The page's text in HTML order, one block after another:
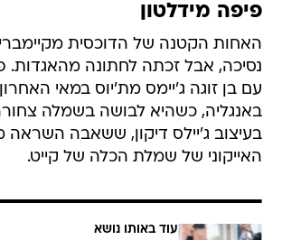
פיפה מידלטון
האחות הקטנה של הדוכסית
נסיכה, אבל זכתה לחתונה
עם בן זוגה ג'יימס מת'יוס במאי
באנגליה, כשהיא לבושה בשמלה
בעיצוב ג'יילס דיקון, ששאבה השראה
האייקוני של שמלת הכלה של קייט.
עוד באותו נושא